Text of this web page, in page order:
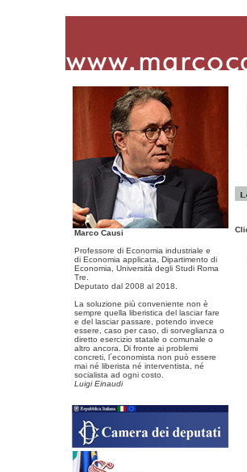
Marco Causi
Professore di Economia industriale e
di Economia applicata, Dipartimento di
Economia, Università degli Studi Roma
Tre.
Deputato dal 2008 al 2018.
La soluzione più conveniente non è
sempre quella liberistica del lasciar fare
e del lasciar passare, potendo invece
essere, caso per caso, di sorveglianza o
diretto esercizio statale o comunale o
altro ancora. Di fronte ai problemi
concreti, l´economista non può essere
mai né liberista né interventista, né
socialista ad ogni costo.
Luigi Einaudi